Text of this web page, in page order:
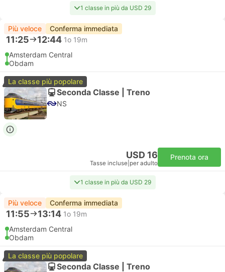
1 classe in più da USD 29
Più veloce Conferma immediata
11:25 12:44 1o 19m
Amsterdam Central
Obdam
La classe più popolare
Seconda Classe | Treno
NS
USD 16
Tasse incluse per adulto
Prenota ora
1 classe in più da USD 29
Più veloce Conferma immediata
11:55 13:14 1o 19m
Amsterdam Central
Obdam
La classe più popolare
Seconda Classe | Treno